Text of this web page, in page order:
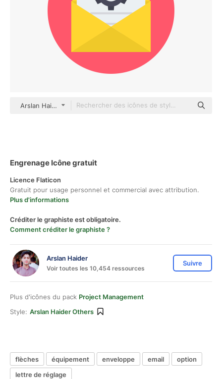
Arslan Haider Others
Engrenage Icône gratuit
Licence Flaticon
Gratuit pour usage personnel et commercial avec attribution.
Plus d'informations
Créditer le graphiste est obligatoire.
Comment créditer le graphiste ?
Arslan Haider
Voir toutes les 10,454 ressources
Suivre
Plus d'icônes du pack Project Management
Style: Arslan Haider Others
flèches équipement enveloppe email
option
lettre de réglage